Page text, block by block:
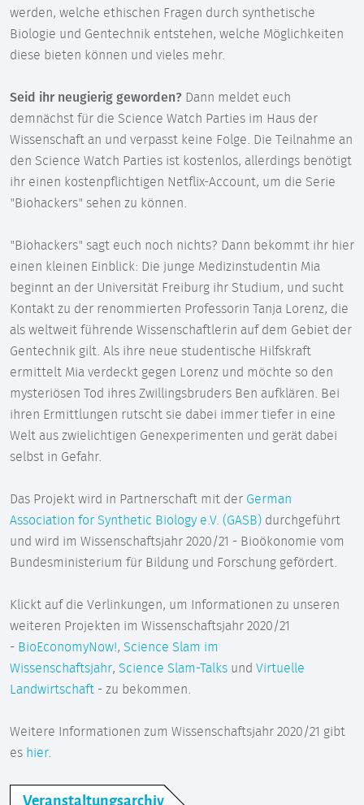
werden, welche ethischen Fragen durch synthetische
Biologie und Gentechnik entstehen, welche Möglichkeiten
diese bieten können und vieles mehr.
Seid ihr neugierig geworden? Dann meldet euch
demnächst für die Science Watch Parties im Haus der
Wissenschaft an und verpasst keine Folge. Die Teilnahme an
den Science Watch Parties ist kostenlos, allerdings benötigt
ihr einen kostenpflichtigen Netflix-Account, um die Serie
"Biohackers" sehen zu können.
"Biohackers" sagt euch noch nichts? Dann bekommt ihr hier
einen kleinen Einblick: Die junge Medizinstudentin Mia
beginnt an der Universität Freiburg ihr Studium, und sucht
Kontakt zu der renommierten Professorin Tanja Lorenz, die
als weltweit führende Wissenschaftlerin auf dem Gebiet der
Gentechnik gilt. Als ihre neue studentische Hilfskraft
ermittelt Mia verdeckt gegen Lorenz und möchte so den
mysteriösen Tod ihres Zwillingsbruders Ben aufklären. Bei
ihren Ermittlungen rutscht sie dabei immer tiefer in eine
Welt aus zwielichtigen Genexperimenten und gerät dabei
selbst in Gefahr.
Das Projekt wird in Partnerschaft mit der German
Association for Synthetic Biology e.V. (GASB) durchgeführt
und wird im Wissenschaftsjahr 2020/21 - Bioökonomie vom
Bundesministerium für Bildung und Forschung gefördert.
Klickt auf die Verlinkungen, um Informationen zu unseren
weiteren Projekten im Wissenschaftsjahr 2020/21
- BioEconomyNow!, Science Slam im
Wissenschaftsjahr, Science Slam-Talks und Virtuelle
Landwirtschaft - zu bekommen.
Weitere Informationen zum Wissenschaftsjahr 2020/21 gibt
es hier.
Veranstaltungsarchiv